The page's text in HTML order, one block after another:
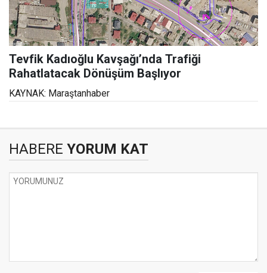
Tevfik Kadıoğlu Kavşağı’nda Trafiği
Rahatlatacak Dönüşüm Başlıyor
KAYNAK: Maraştanhaber
HABERE YORUM KAT